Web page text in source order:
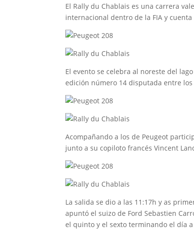
El Rally du Chablais es una carrera
internacional dentro de la FIA y
El evento se celebra al noreste del
edición número 14 disputada entre los
Acompañando a los de Peugeot
junto a su copiloto francés Vincent
La salida se dio a las 11:17h y as
apuntó el suizo de Ford Sebastien
el quinto y el sexto terminando el día